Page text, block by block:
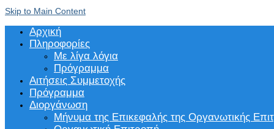
Skip to Main Content
Αρχική
Πληροφορίες
Με λίγα λόγια
Πρόγραμμα
Αιτήσεις Συμμετοχής
Πρόγραμμα
Διοργάνωση
Μήνυμα της Επικεφαλής της Οργανωτικής